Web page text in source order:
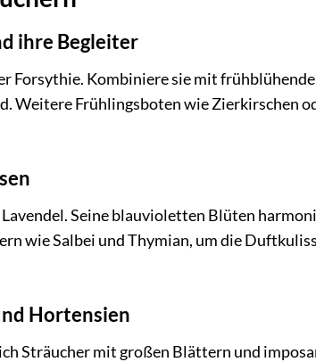
ihre Begleiter
Forsythie. Kombiniere sie mit
Weitere Frühlingsboten wie Zierkirschen
Seine blauvioletten Blüten
wie Salbei und Thymian, um die
Hortensien
Sträucher mit großen Blättern und